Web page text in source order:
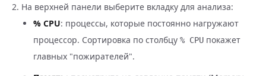
На верхней панели выберите вкладку для анализа:
% CPU: процессы, которые постоянно нагружают
процессор. Сортировка по столбцу % CPU покажет
главных "пожирателей".